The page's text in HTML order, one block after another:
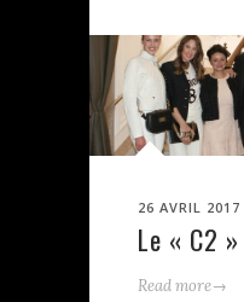
26 AVRIL 2017
Le « C2
Read more→